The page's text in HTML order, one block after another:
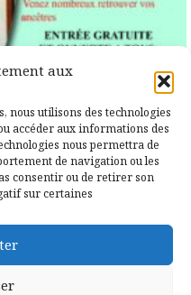
aux
nous utilisons des technologies
accéder aux informations des
nous permettra de
de navigation ou les
consentir ou de retirer son
sur certaines
de la
& 16 juillet